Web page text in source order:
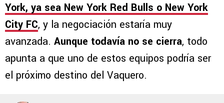
York, ya sea New York Red Bulls o New York
City FC, y la negociación estaría muy
avanzada. Aunque todavía no se cierra, todo
apunta a que uno de estos equipos podría ser
el próximo destino del Vaquero.